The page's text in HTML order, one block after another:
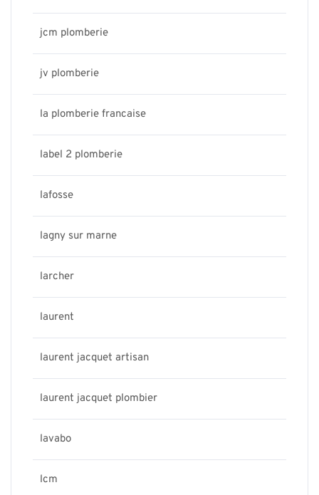
jcm plomberie
jv plomberie
la plomberie francaise
label 2 plomberie
lafosse
lagny sur marne
larcher
laurent
laurent jacquet artisan
laurent jacquet plombier
lavabo
lcm